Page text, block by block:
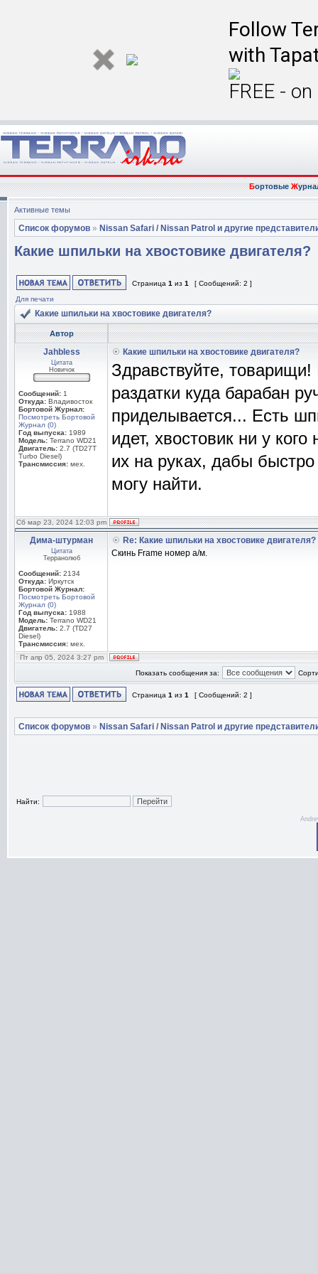
Follow
with
FREE -
БортовыеЖ
Активные темы
Список форумов » Nissan Safari / Nissan Patrol и другие
Какие шпильки на хвостовике двигателя?
Страница 1 из 1
[ Сообщений: 2 ]
Для печати
Какие шпильки на хвостовике двигателя?
Автор
Jahbless
Цитата
Новичок
Сообщений: 1
Откуда: Владивосток
Бортовой Журнал:
Посмотреть Бортовой
Журнал (0)
Год выпуска: 1989
Модель: Terrano WD21
Двигатель: 2.7 (TD27T
Turbo Diesel)
Трансмиссия: мех.
Какие шпильки на хвостовике двигателя?
Здравствуйте,
раздатки куда барабан
приделывается... Есть
идет, хвостовик ни у
их на руках, дабы
могу найти.
Сб мар 23, 2024 12:03 pm
Дима-штурман
Цитата
Терранолюб
Сообщений: 2134
Откуда: Иркутск
Бортовой Журнал:
Посмотреть Бортовой
Журнал (0)
Год выпуска: 1988
Модель: Terrano WD21
Двигатель: 2.7 (TD27
Diesel)
Трансмиссия: мех.
Re: Какие шпильки на хвостовике двигателя?
Скинь Frame номер а/м.
Пт апр 05, 2024 3:27 pm
Показать сообщения за:
Страница 1 из 1 [ Сообщений: 2 ]
Список форумов » Nissan Safari / Nissan Patrol и другие
Найти: